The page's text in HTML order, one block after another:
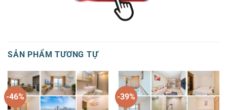
SẢN PHẨM TƯƠNG TỰ
-46% -39%